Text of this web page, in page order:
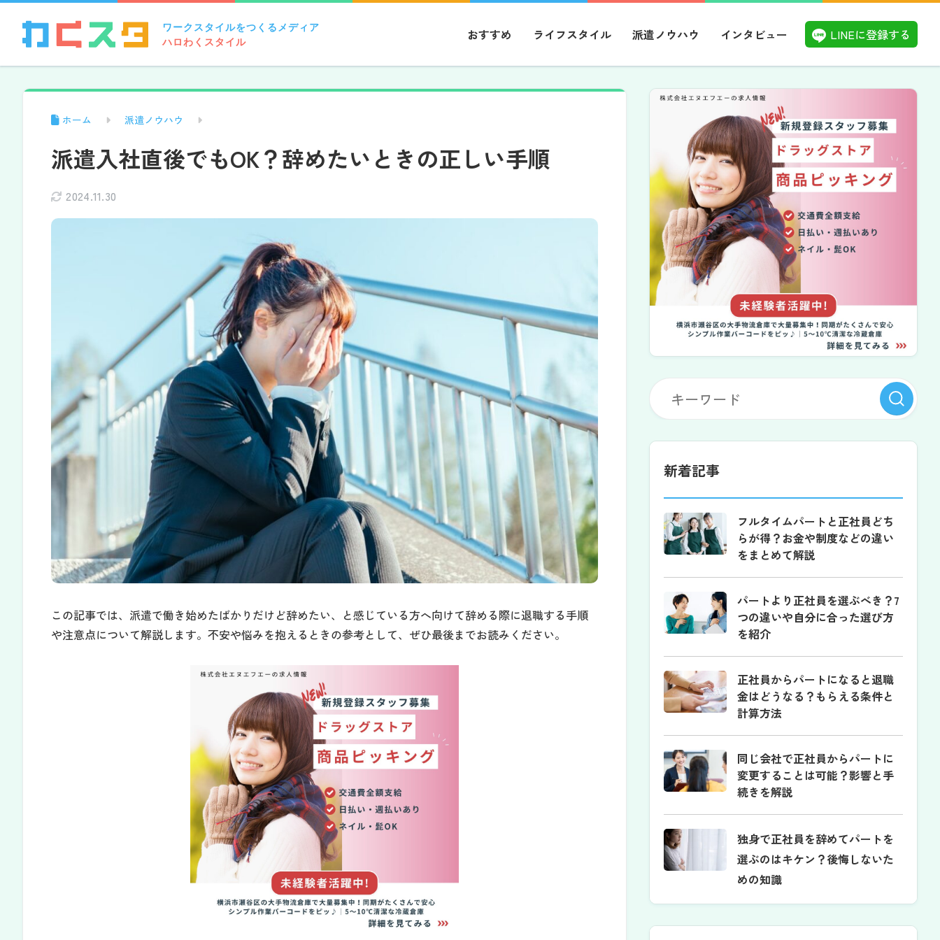
ワークスタイルをつくるメディア
ハロわくスタイル
おすすめ ライフスタイル 派遣ノウハウ インタビュー LINEに登録する
ホーム 派遣ノウハウ
派遣入社直後でもOK？辞めたいときの正しい手順
2024.11.30
この記事では、派遣で働き始めたばかりだけど辞めたい、と感じている方へ向けて辞める際に退職する手順
や注意点について解説します。不安や悩みを抱えるときの参考として、ぜひ最後までお読みください。
新着記事
フルタイムパートと正社員どち
らが得？お金や制度などの違い
をまとめて解説
パートより正社員を選ぶべき？7
つの違いや自分に合った選び方
を紹介
正社員からパートになると退職
金はどうなる？もらえる条件と
計算方法
同じ会社で正社員からパートに
変更することは可能？影響と手
続きを解説
独身で正社員を辞めてパートを
選ぶのはキケン？後悔しないた
めの知識